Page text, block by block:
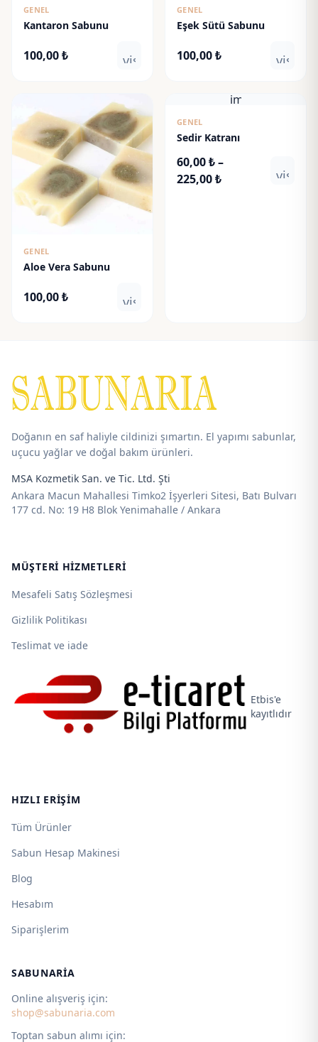
GENEL
Kantaron Sabunu
100,00₺ visibility
GENEL
Eşek Sütü Sabunu
100,00₺
GENEL
Aloe Vera Sabunu
100,00₺ visibility
image
GENEL
Sedir Katranı
60,00₺–
225,00₺Fiyat
Doğanın en saf haliyle cildinizi şımartın. El yapımı sabunlar,
uçucu yağlar ve doğal bakım ürünleri.
MSA Kozmetik San. ve Tic. Ltd. Şti
Ankara Macun Mahallesi Timko2 İşyerleri Sitesi, Batı Bulvarı
177 cd. No: 19 H8 Blok Yenimahalle / Ankara
MÜŞTERI HIZMETLERI
Mesafeli Satış Sözleşmesi
Gizlilik Politikası
Teslimat ve iade
Etbis'e
kayıtlıdır
HIZLI ERIŞIM
Tüm Ürünler
Sabun Hesap Makinesi
Blog
Hesabım
Siparişlerim
SABUNARIA
Online alışveriş için:
shop@sabunaria.com
Toptan sabun alımı için: